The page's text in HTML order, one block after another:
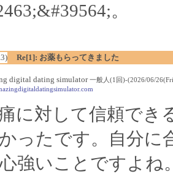
。
Re[1]: お薬もらってきました
digital dating simulator一般人(1回)-(2026/06/
に対して信頼でき
ったです。自分に
強いことですよね